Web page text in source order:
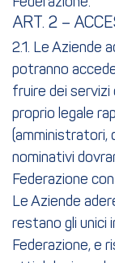
ART. 2 –
2.1. Le Aziende
potranno
fruire dei
proprio legale
(amministratori,
nominativi
Federazione
Le Aziende
restano gli unici
Federazione, e